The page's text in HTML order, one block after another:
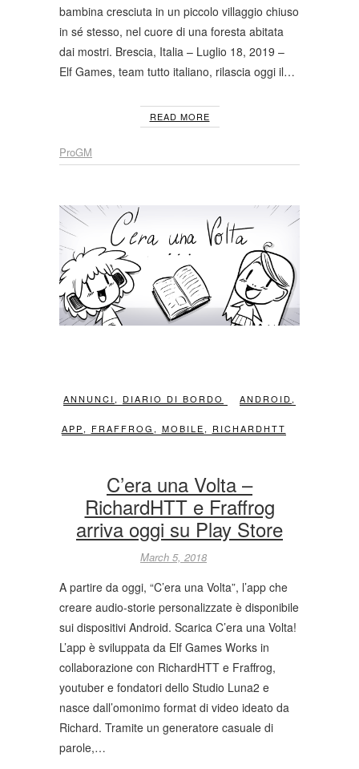
bambina cresciuta in un piccolo villaggio chiuso
in sé stesso, nel cuore di una foresta abitata
dai mostri. Brescia, Italia – Luglio 18, 2019 –
Elf Games, team tutto italiano, rilascia oggi il…
READ MORE
ProGM
ANNUNCI, DIARIO DI BORDO ANDROID,
APP, FRAFFROG , MOBILE, RICHARDHTT
C’era una Volta –
RichardHTT e Fraffrog
arriva oggi su Play Store
March 5, 2018
A partire da oggi, “C’era una Volta”, l’app che
creare audio-storie personalizzate è disponibile
sui dispositivi Android. Scarica C’era una Volta!
L’app è sviluppata da Elf Games Works in
collaborazione con RichardHTT e Fraffrog,
youtuber e fondatori dello Studio Luna2 e
nasce dall’omonimo format di video ideato da
Richard. Tramite un generatore casuale di
parole,…